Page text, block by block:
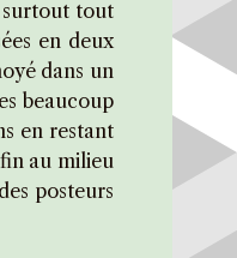
surtout tout
en deux
dans un
beaucoup
en restant
au milieu
posteurs